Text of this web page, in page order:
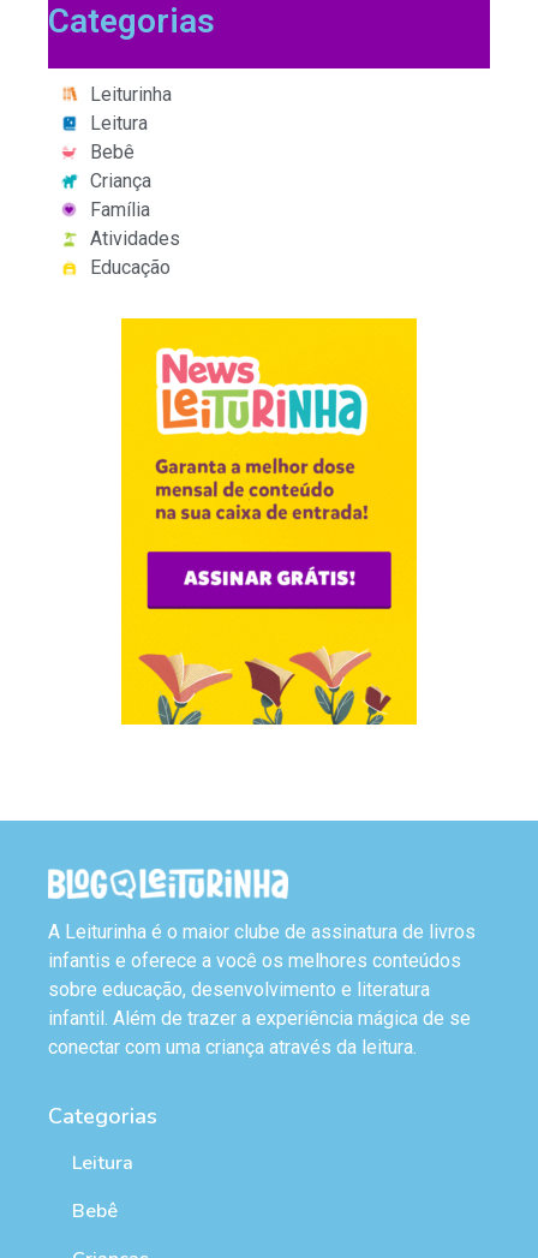
Categorias
Leiturinha
Leitura
Bebê
Criança
Família
Atividades
Educação
A Leiturinha é o maior clube de assinatura de livros
infantis e oferece a você os melhores conteúdos
sobre educação, desenvolvimento e literatura
infantil. Além de trazer a experiência mágica de se
conectar com uma criança através da leitura.
Categorias
Leitura
Bebê